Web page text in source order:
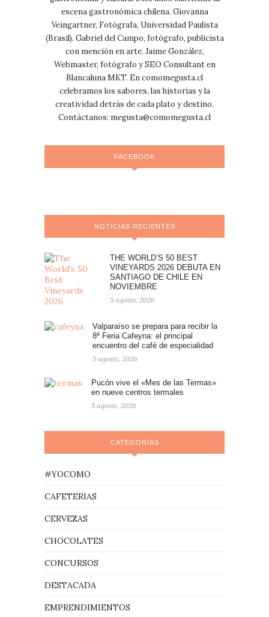
escena gastronómica chilena. Giovanna
Veingartner, Fotógrafa, Universidad Paulista
(Brasil). Gabriel del Campo, fotógrafo, publicista
con mención en arte. Jaime González,
Webmaster, fotógrafo y SEO Consultant en
Blancaluna MKT. En comomegusta.cl
celebramos los sabores, las historias y la
creatividad detrás de cada plato y destino.
Contáctanos: megusta@comomegusta.cl
FACEBOOK
NOTICIAS RECIENTES
THE WORLD’S 50 BEST
VINEYARDS 2026 DEBUTA EN
SANTIAGO DE CHILE EN
NOVIEMBRE
5 agosto, 2026
Valparaíso se prepara para recibir la
8ª Feria Cafeyna: el principal
encuentro del café de especialidad
5 agosto, 2026
Pucón vive el «Mes de las Termas»
en nueve centros termales
5 agosto, 2026
CATEGORÍAS
#YOCOMO
CAFETERIAS
CERVEZAS
CHOCOLATES
CONCURSOS
DESTACADA
EMPRENDIMIENTOS